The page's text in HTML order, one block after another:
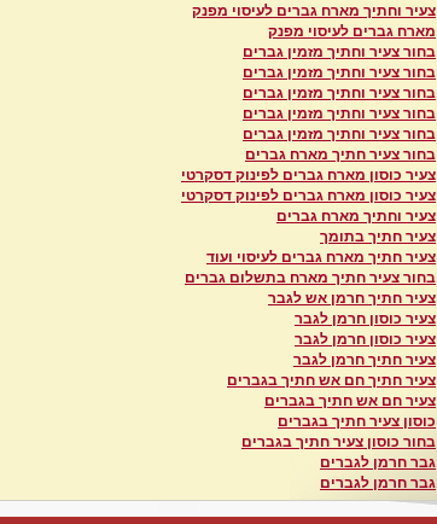
צעיר וחתיך מארח גברים לעיסוי מפנק
מארח גברים לעיסוי מפנק
בחור צעיר וחתיך מזמין גברים
בחור צעיר וחתיך מזמין גברים
בחור צעיר וחתיך מזמין גברים
בחור צעיר וחתיך מזמין גברים
בחור צעיר וחתיך מזמין גברים
בחור צעיר חתיך מארח גברים
צעיר כוסון מארח גברים לפינוק דסקרטי
צעיר כוסון מארח גברים לפינוק דסקרטי
צעיר וחתיך מארח גברים
צעיר חתיך בתומך
צעיר חתיך מארח גברים לעיסוי ועוד
בחור צעיר חתיך מארח בתשלום גברים
צעיר חתיך חרמן אש לגבר
צעיר כוסון חרמן לגבר
צעיר כוסון חרמן לגבר
צעיר חתיך חרמן לגבר
צעיר חתיך חם אש חתיך בגברים
צעיר חם אש חתיך בגברים
כוסון צעיר חתיך בגברים
בחור כוסון צעיר חתיך בגברים
גבר חרמן לגברים
גבר חרמן לגברים